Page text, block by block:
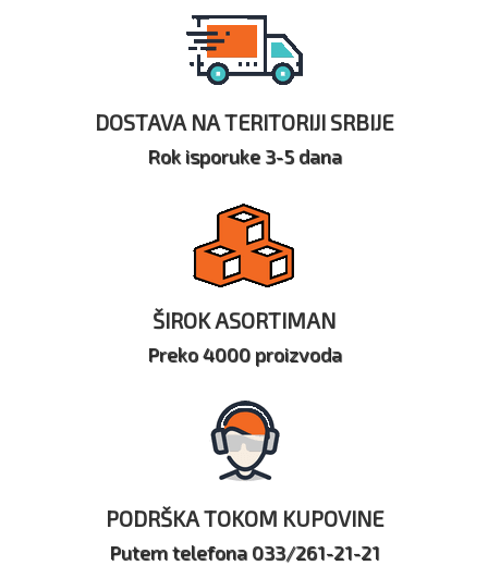
DOSTAVA NA TERITORIJI SRBIJE
Rok isporuke 3-5 dana
ŠIROK ASORTIMAN
Preko 4000 proizvoda
PODRŠKA TOKOM KUPOVINE
Putem telefona 033/261-21-21